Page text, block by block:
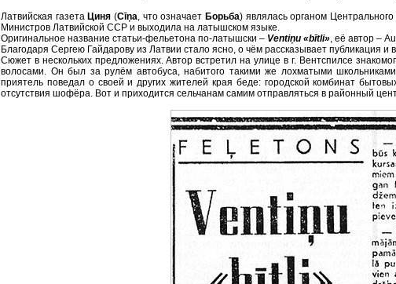
Латвийская газета Циня (Cīņa, что означает Борьба) являлась органом
Министров Латвийской ССР и выходила на латышском языке.
Оригинальное название статьи-фельетона по-латышски – Ventiņu «bītli», её автор –
Благодаря Сергею Гайдарову из Латвии стало ясно, о чём рассказывает публикация и
Сюжет в нескольких предложениях. Автор встретил на улице в г. Вентспилсе
волосами. Он был за рулём автобуса, набитого такими же лохматыми
приятель поведал о своей и других жителей края беде: городской комбинат
отсутствия шофёра. Вот и приходится сельчанам самим отправляться в районный